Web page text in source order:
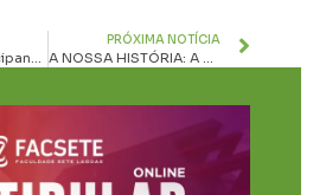
PRÓXIMA NOTÍCIA